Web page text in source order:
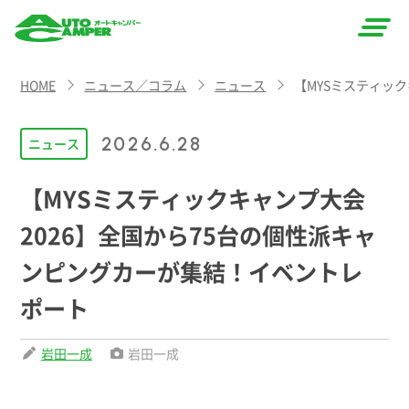
CAMPER
（オート
キャン
パー）
HOME ニュース／コラム ニュース 【MYSミスティ
ニュース 2026.6.28
【MYSミスティックキャンプ大会
2026】全国から75台の個性派キャ
ンピングカーが集結！イベントレ
ポート
岩田一成 岩田一成